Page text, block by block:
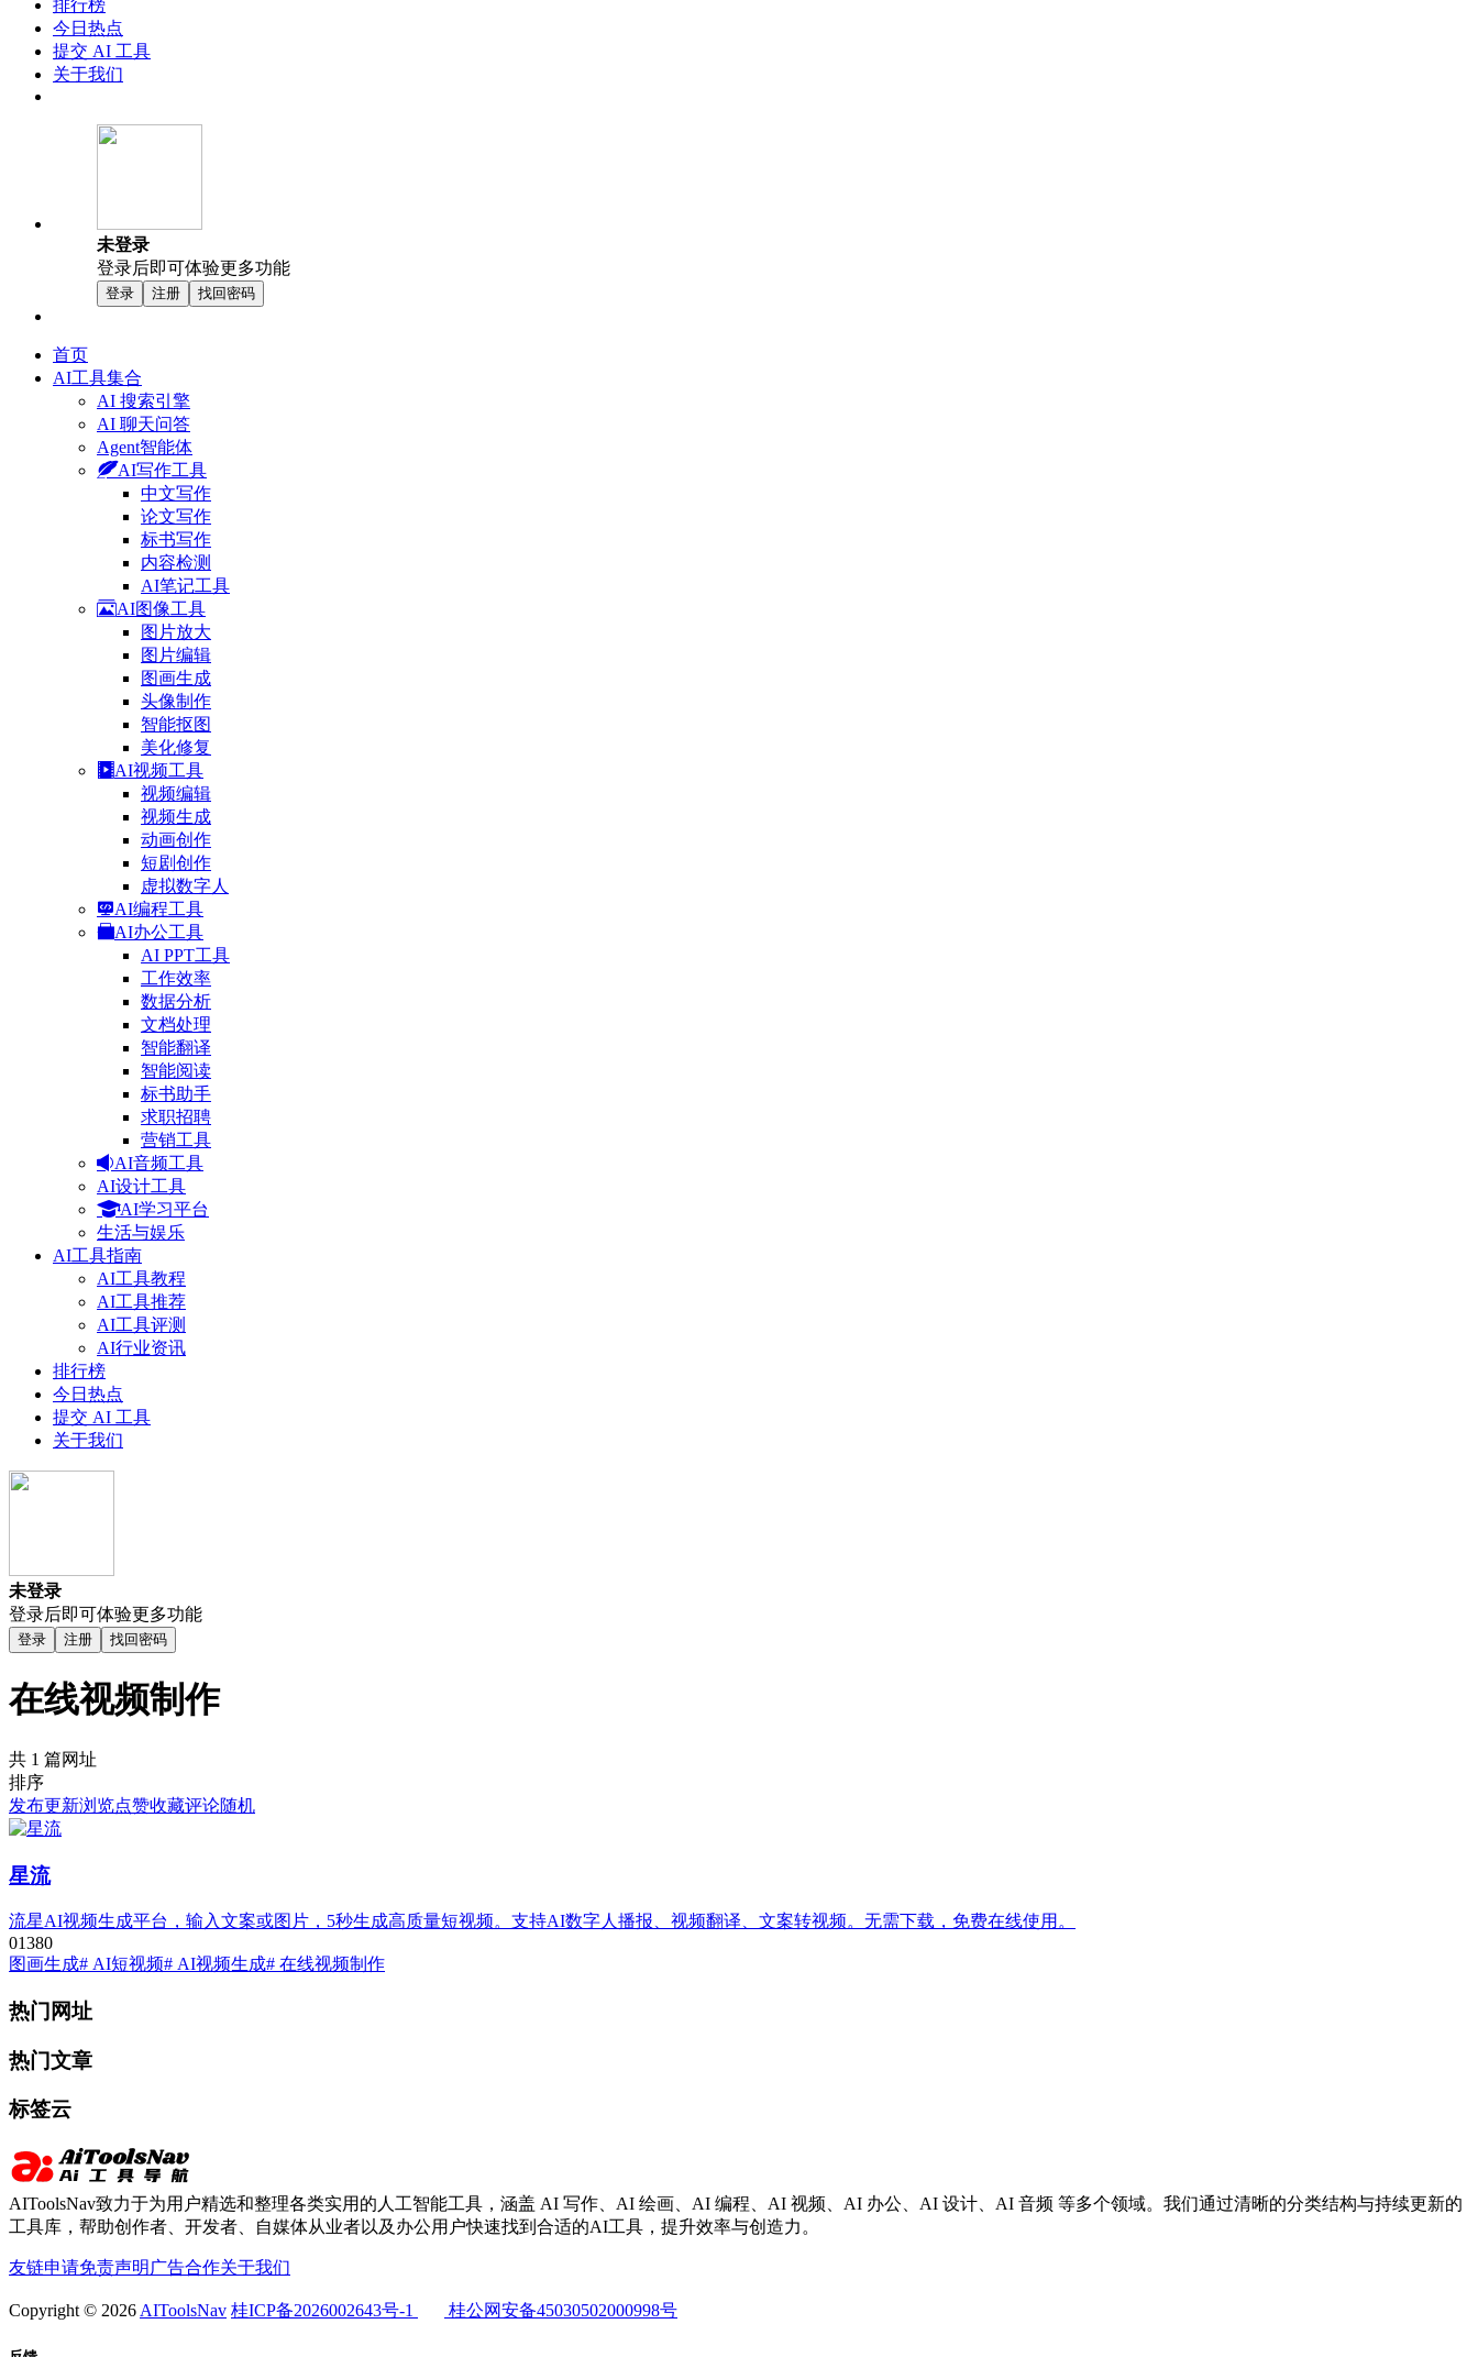
排行榜
今日热点
提交 AI 工具
关于我们
未登录
登录后即可体验更多功能
登录 注册 找回密码
首页
AI工具集合
AI 搜索引擎
AI 聊天问答
Agent智能体
AI写作工具
中文写作
论文写作
标书写作
内容检测
AI笔记工具
AI图像工具
图片放大
图片编辑
图画生成
头像制作
智能抠图
美化修复
AI视频工具
视频编辑
视频生成
动画创作
短剧创作
虚拟数字人
AI编程工具
AI办公工具
AI PPT工具
工作效率
数据分析
文档处理
智能翻译
智能阅读
标书助手
求职招聘
营销工具
AI音频工具
AI设计工具
AI学习平台
生活与娱乐
AI工具指南
AI工具教程
AI工具推荐
AI工具评测
AI行业资讯
排行榜
今日热点
提交 AI 工具
关于我们
未登录
登录后即可体验更多功能
登录 注册 找回密码
在线视频制作
共 1 篇网址
排序
发布更新浏览点赞收藏评论随机
星流
流星AI视频生成平台，输入文案或图片，5秒生成高质量短视频。支持AI数字人播报、视频翻译、文案转视频。无需下载，免费在线使用。
01380
图画生成# AI短视频# AI视频生成# 在线视频制作
热门网址
热门文章
标签云
AIToolsNav致力于为用户精选和整理各类实用的人工智能工具，涵盖 AI 写作、AI 绘画、AI 编程、AI 视频、AI 办公、AI 设计、AI 音频 等多个领域。我们通过清晰的分类结构与持续更新的
工具库，帮助创作者、开发者、自媒体从业者以及办公用户快速找到合适的AI工具，提升效率与创造力。
友链申请免责声明 广告合作关于我们
Copyright © 2026 AIToolsNav 桂ICP备2026002643号-1 桂公网安备45030502000998号